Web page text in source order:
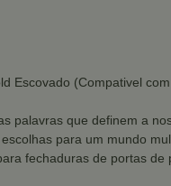
Escovado (Compativel
palavras que definem a
para um mundo
fechaduras de portas de